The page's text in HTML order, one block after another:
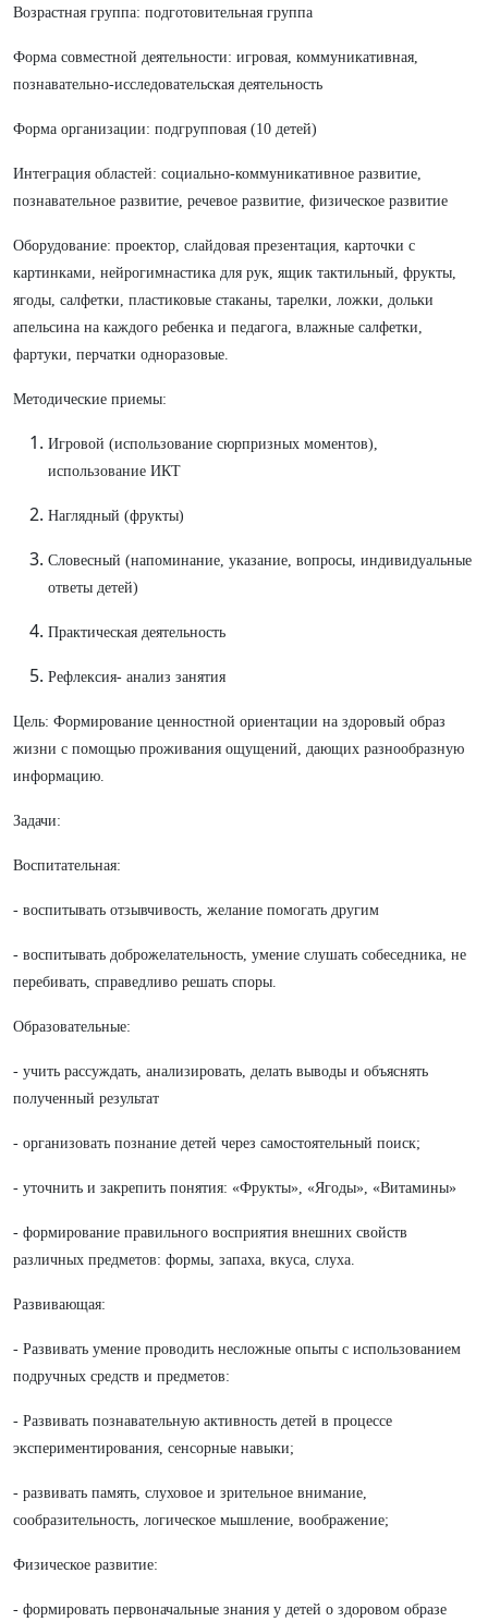
Возрастная группа: подготовительная группа
Форма совместной деятельности: игровая, коммуникативная,
познавательно-исследовательская деятельность
Форма организации: подгрупповая (10 детей)
Интеграция областей: социально-коммуникативное развитие,
познавательное развитие, речевое развитие, физическое развитие
Оборудование: проектор, слайдовая презентация, карточки с
картинками, нейрогимнастика для рук, ящик тактильный, фрукты,
ягоды, салфетки, пластиковые стаканы, тарелки, ложки, дольки
апельсина на каждого ребенка и педагога, влажные салфетки,
фартуки, перчатки одноразовые.
Методические приемы:
Игровой (использование сюрпризных моментов),
использование ИКТ
Наглядный (фрукты)
Словесный (напоминание, указание, вопросы, индивидуальные
ответы детей)
Практическая деятельность
Рефлексия- анализ занятия
Цель: Формирование ценностной ориентации на здоровый образ
жизни с помощью проживания ощущений, дающих разнообразную
информацию.
Задачи:
Воспитательная:
- воспитывать отзывчивость, желание помогать другим
- воспитывать доброжелательность, умение слушать собеседника, не
перебивать, справедливо решать споры.
Образовательные:
- учить рассуждать, анализировать, делать выводы и объяснять
полученный результат
- организовать познание детей через самостоятельный поиск;
- уточнить и закрепить понятия: «Фрукты», «Ягоды», «Витамины»
- формирование правильного восприятия внешних свойств
различных предметов: формы, запаха, вкуса, слуха.
Развивающая:
- Развивать умение проводить несложные опыты с использованием
подручных средств и предметов:
- Развивать познавательную активность детей в процессе
экспериментирования, сенсорные навыки;
- развивать память, слуховое и зрительное внимание,
сообразительность, логическое мышление, воображение;
Физическое развитие:
- формировать первоначальные знания у детей о здоровом образе